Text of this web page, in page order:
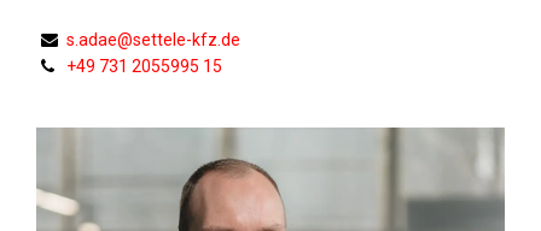
s.adae@settele-kfz.de
+49 731 2055995 15